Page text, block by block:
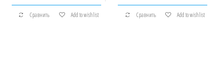
Сравнить Add to wishlist Сравнить Add to wishlist